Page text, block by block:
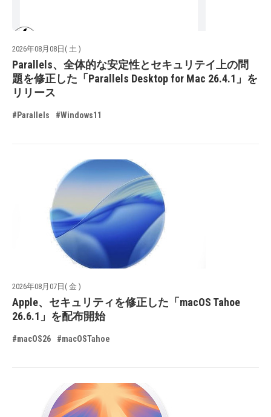
2026年08月08日( 土 )
Parallels、全体的な安定性とセキュリテイ上の問
題を修正した「Parallels Desktop for Mac 26.4.1」を
リリース
#Parallels #Windows11
2026年08月07日( 金 )
Apple、セキュリティを修正した「macOS Tahoe
26.6.1」を配布開始
#macOS26 #macOSTahoe